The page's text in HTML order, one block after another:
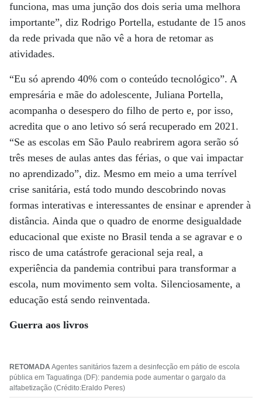
funciona, mas uma junção dos dois seria uma melhora
importante”, diz Rodrigo Portella, estudante de 15 anos
da rede privada que não vê a hora de retomar as
atividades.
“Eu só aprendo 40% com o conteúdo tecnológico”. A
empresária e mãe do adolescente, Juliana Portella,
acompanha o desespero do filho de perto e, por isso,
acredita que o ano letivo só será recuperado em 2021.
“Se as escolas em São Paulo reabrirem agora serão só
três meses de aulas antes das férias, o que vai impactar
no aprendizado”, diz. Mesmo em meio a uma terrível
crise sanitária, está todo mundo descobrindo novas
formas interativas e interessantes de ensinar e aprender à
distância. Ainda que o quadro de enorme desigualdade
educacional que existe no Brasil tenda a se agravar e o
risco de uma catástrofe geracional seja real, a
experiência da pandemia contribui para transformar a
escola, num movimento sem volta. Silenciosamente, a
educação está sendo reinventada.
Guerra aos livros
RETOMADAAgentes sanitários fazem a desinfecção em pátio de escola
pública em Taguatinga (DF): pandemia pode aumentar o gargalo da
alfabetização (Crédito:Eraldo Peres)